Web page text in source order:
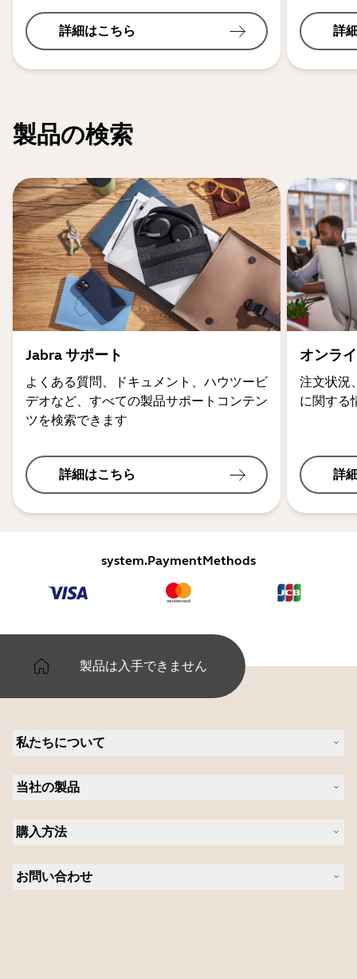
詳細はこちら 詳
製品の検索
Jabra サポート
よくある質問、ドキュメント、ハウツービ
デオなど、すべての製品サポートコンテン
ツを検索できます
詳細はこちら
オンラ
注文状況
に関する
詳
system.PaymentMethods
製品は入手できません
私たちについて
キャリア
ニュースとプレスリリース
ブログを読む
ケーススタディ
当社の製品
スピーカーフォン
パーソナルカメラ
ソフトウェア
購入方法
認定代理店
お問い合わせ